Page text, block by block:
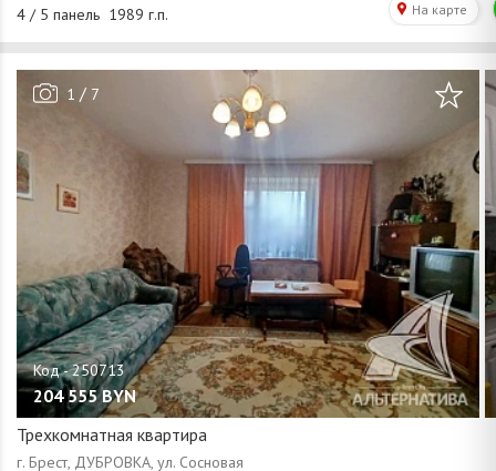
1 / 7
204 555 BYN
Трехкомнатная квартира